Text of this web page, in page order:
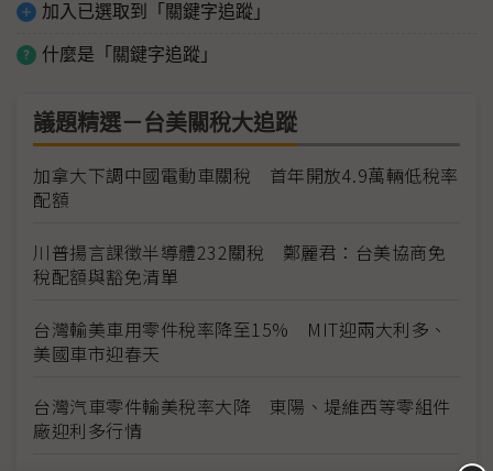
加入已選取到「關鍵字追蹤」
什麼是「關鍵字追蹤」
議題精選－台美關稅大追蹤
加拿大下調中國電動車關稅 首年開放4.9萬輛低稅率
配額
川普揚言課徵半導體232關稅 鄭麗君：台美協商免
稅配額與豁免清單
台灣輸美車用零件稅率降至15% MIT迎兩大利多、
美國車市迎春天
台灣汽車零件輸美稅率大降 東陽、堤維西等零組件
廠迎利多行情